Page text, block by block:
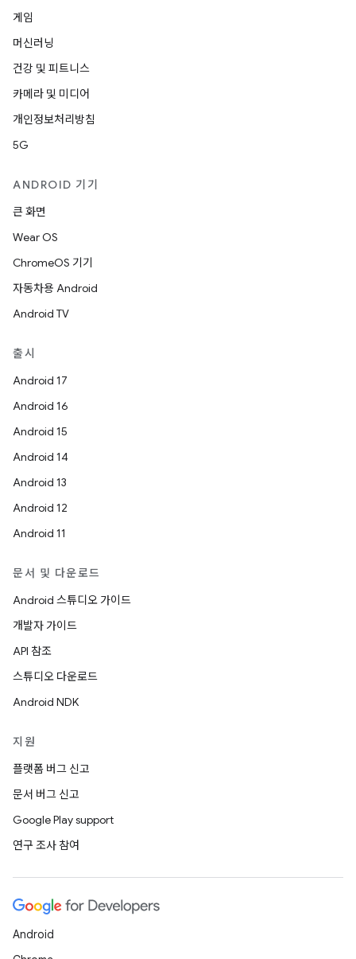
게임
머신러닝
건강 및 피트니스
카메라 및 미디어
개인정보처리방침
5G
ANDROID 기기
큰 화면
Wear OS
ChromeOS 기기
자동차용 Android
Android TV
출시
Android 17
Android 16
Android 15
Android 14
Android 13
Android 12
Android 11
문서 및 다운로드
Android 스튜디오 가이드
개발자 가이드
API 참조
스튜디오 다운로드
Android NDK
지원
플랫폼 버그 신고
문서 버그 신고
Google Play support
연구 조사 참여
Android